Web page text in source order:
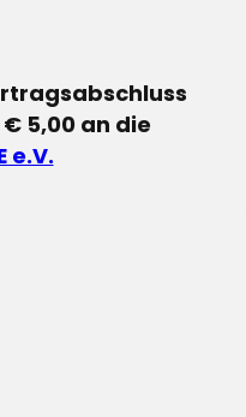
5,00 an die
e.V.